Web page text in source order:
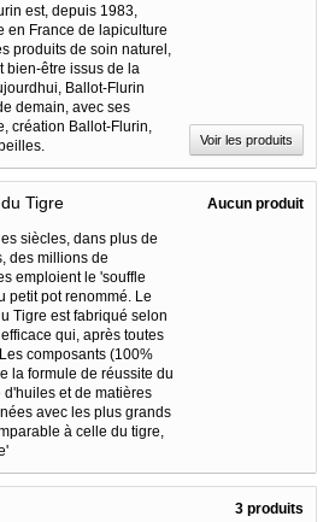
est, depuis 1983,
en France de lapiculture
produits de soin naturel,
bien-être issus de la
Ballot-Flurin
demain, avec ses
création Ballot-Flurin,
Voir les produits
Tigre
siècles, dans plus de
des millions de
emploient le 'souffle
petit pot renommé. Le
Tigre est fabriqué selon
qui, après toutes
composants (100%
la formule de réussite du
et de matières
avec les plus grands
à celle du tigre,
Aucun produit
3 produits